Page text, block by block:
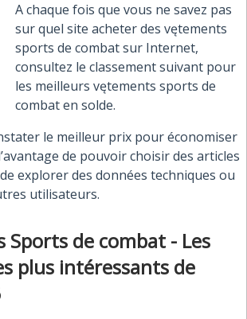
A chaque fois que vous ne savez pas
sur quel site acheter des vętements
sports de combat sur Internet,
consultez le classement suivant pour
les meilleurs vętements sports de
combat en solde.
le meilleur prix pour économiser
de pouvoir choisir des articles
explorer des données techniques ou
utilisateurs.
Sports de combat - Les
plus intéressants de